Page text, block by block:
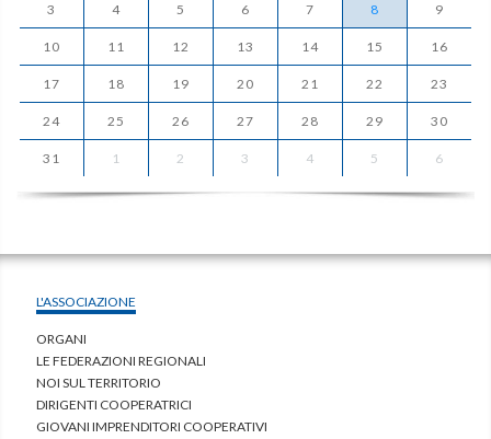
3 4 5 6 7 8 9
10 11 12 13 14 15 16
17 18 19 20 21 22 23
24 25 26 27 28 29 30
31 1 2 3 4 5 6
L'ASSOCIAZIONE
ORGANI
LE FEDERAZIONI REGIONALI
NOI SUL TERRITORIO
DIRIGENTI COOPERATRICI
GIOVANI IMPRENDITORI COOPERATIVI